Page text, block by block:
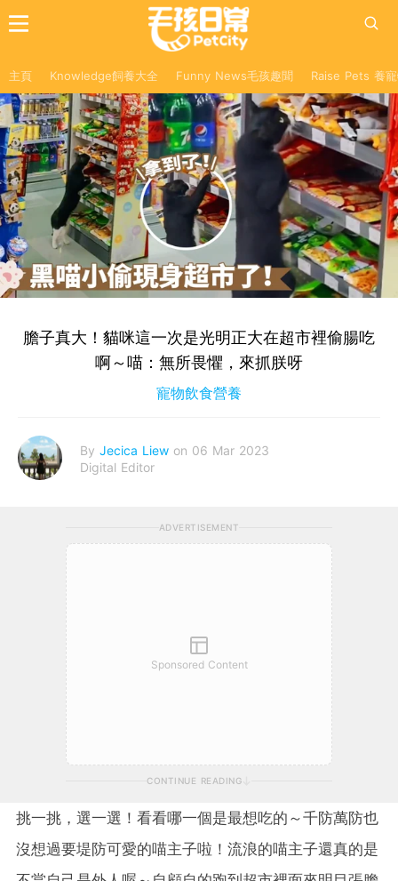
主頁 Knowledge飼養大全 Funny News毛孩趣聞 Raise Pets 養
膽子真大！貓咪這一次是光明正大在超市裡偷腸吃
啊～喵：無所畏懼，來抓朕呀
寵物飲食營養
By Jecica Liew on 06 Mar 2023
Digital Editor
ADVERTISEMENT
Sponsored Content
CONTINUE READING
挑一挑，選一選！看看哪一個是最想吃的～千防萬防也
沒想過要堤防可愛的喵主子啦！流浪的喵主子還真的是